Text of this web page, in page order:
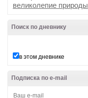
великолепие природы
Поиск по дневнику
в этом дневнике
Подписка по e-mail